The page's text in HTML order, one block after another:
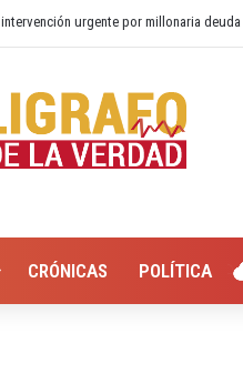
recuperar el río Guatapurí
CRÓNICAS POLÍTICA